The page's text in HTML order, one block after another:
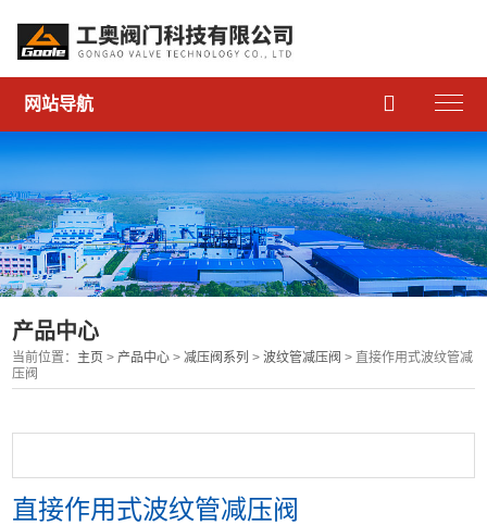
网站导航 
产品中心
当前位置： 主页 > 产品中心 >减压阀系列 >波纹管减压阀 > 直接作用式波纹管减
压阀
直接作用式波纹管减压阀